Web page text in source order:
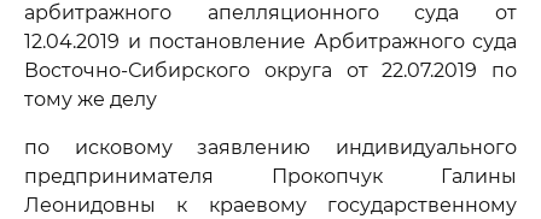
арбитражного апелляционного суда от
12.04.2019 и постановление Арбитражного суда
Восточно-Сибирского округа от 22.07.2019 по
тому же делу
по исковому заявлению индивидуального
предпринимателя Прокопчук Галины
Леонидовны к краевому государственному